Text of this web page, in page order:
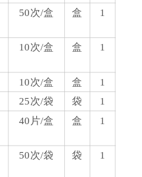
50次/盒 盒 1
10次/盒 盒 1
10次/盒 盒 1
25次/袋 袋 1
40片/盒 盒 1
50次/袋 袋 1